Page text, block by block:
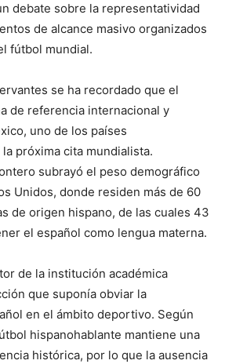
debate sobre la representatividad
de alcance masivo organizados
fútbol mundial.
se ha recordado que el
de referencia internacional y
uno de los países
próxima cita mundialista.
subrayó el peso demográfico
Unidos, donde residen más de 60
de origen hispano, de las cuales 43
el español como lengua materna.
de la institución académica
que suponía obviar la
en el ámbito deportivo. Según
hispanohablante mantiene una
histórica, por lo que la ausencia